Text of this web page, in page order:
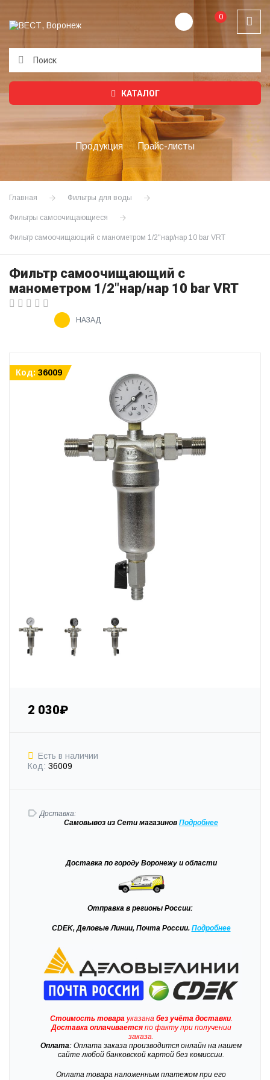
0
КАТАЛОГ
Продукция Прайс-листы
Главная Фильтры для воды
Фильтры самоочищающиеся
Фильтр самоочищающий с манометром 1/2"нар/нар 10 bar VRT
Фильтр самоочищающий с
манометром 1/2"нар/нар 10 bar VRT
НАЗАД
Код: 36009
2 030₽
Есть в наличии
Код: 36009
Доставка:
Самовывоз из Сети магазинов Подробнее
Доставка по городу Воронежу и области
Отправка в регионы России:
CDEK, Деловые Линии, Почта России. Подробнее
Стоимость товарауказана без учёта доставки.
Доставкаоплачиваетсяпо факту при получении
заказа.
Оплата: Оплата заказа производится онлайн на нашем
сайте любой банковской картой без комиссии.
Оплата товара наложенным платежом при его